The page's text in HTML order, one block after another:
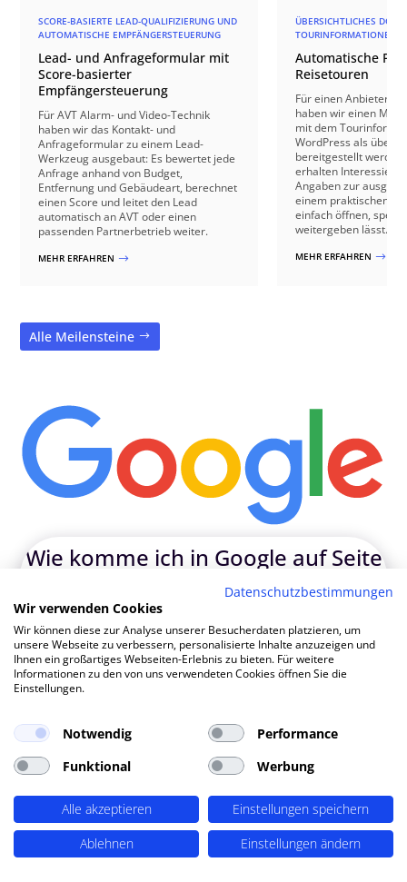
SCORE-BASIERTE LEAD-QUALIFIZIERUNG UND
AUTOMATISCHE EMPFÄNGERSTEUERUNG
Lead- und Anfrageformular mit
Score-basierter
Empfängersteuerung
Für AVT Alarm- und Video-Technik
haben wir das Kontakt- und
Anfrageformular zu einem Lead-
Werkzeug ausgebaut: Es bewertet jede
Anfrage anhand von Budget,
Entfernung und Gebäudeart, berechnet
einen Score und leitet den Lead
automatisch an AVT oder einen
passenden Partnerbetrieb weiter.
MEHR ERFAHREN $
ÜBERSICHTLICHES
TOURINFORMATIONEN
Automatische
Reisetouren
Für einen Anbieter
haben wir einen
mit dem
WordPress als
bereitgestellt werden
erhalten
Angaben zur
einem praktischen
einfach öffnen,
weitergeben lässt.
MEHR ERFAHREN $
Alle Meilensteine
W|
SEO-Agentur Freiburg (Breisgau) ?
PERIMETRIK®!
PERIMETRIK® hat eine besonders erfolgreiche SEO
Methode entwickelt, die alle wesentlichen Bereiche
abdeckt: Recherche und Konzeption, technische
SEO Monitoring. Unsere SEO-Leistungen umfassen u.A.:
SEO-Analysen und Keyword Recherche (OnPage SEO
Analysen, Keyword Recherchen, Mitbewerber-Analyse,
Datenschutzbestimmungen
Wir verwenden Cookies
Wir können diese zur Analyse unserer Besucherdaten platzieren, um
unsere Webseite zu verbessern, personalisierte Inhalte anzuzeigen und
Ihnen ein großartiges Webseiten-Erlebnis zu bieten. Für weitere
Informationen zu den von uns verwendeten Cookies öffnen Sie die
Einstellungen.
Notwendig
Performance
Funktional
Werbung
Alle akzeptieren
Einstellungen speichern
Ablehnen
Einstellungen ändern